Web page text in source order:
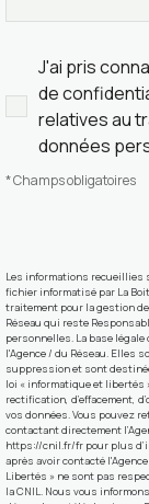
J'ai pris
de
relatives au
données
* Champs obligatoires
Les informations recueillies
fichier informatisé par La
traitement pour la gestion
Réseau qui reste
personnelles. La base
l'Agence / du Réseau. Elles
suppression et sont
loi « informatique et libertés
rectification, d’effacement,
vos données. Vous pouvez
contactant directement
https://cnil.fr/frpour plus
après avoir contacté
Libertés » ne sont pas
la CNIL. Nous vous